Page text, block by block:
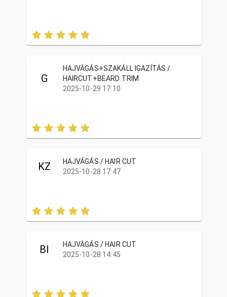
G
HAJVÁGÁS+SZAKÁLL IGAZÍTÁS /
HAIRCUT+BEARD TRIM
2025-10-29 17:10
KZ
HAJVÁGÁS / HAIR CUT
2025-10-28 17:47
BI
HAJVÁGÁS / HAIR CUT
2025-10-28 14:45